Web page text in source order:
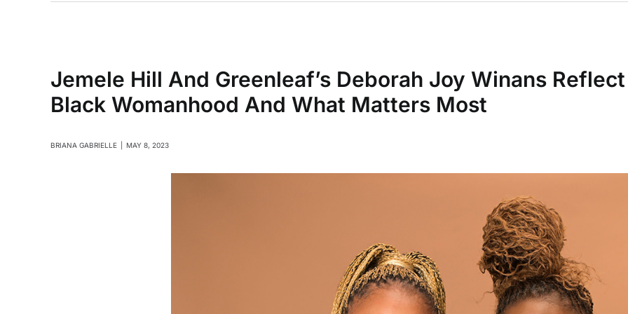
Jemele Hill And Greenleaf’s Deborah Joy Winans
Black Womanhood And What Matters Most
BRIANA GABRIELLE MAY 8, 2023